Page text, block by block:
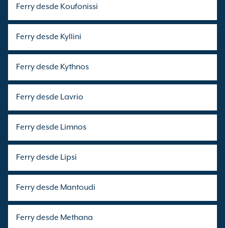
Ferry desde Koufonissi
Ferry desde Kyllini
Ferry desde Kythnos
Ferry desde Lavrio
Ferry desde Limnos
Ferry desde Lipsi
Ferry desde Mantoudi
Ferry desde Methana